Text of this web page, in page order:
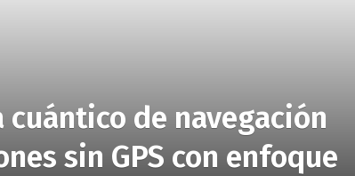
de navegación
sin GPS con enfoque